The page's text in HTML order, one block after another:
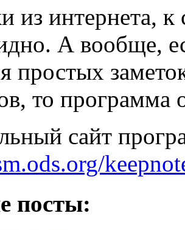
из интернета,
А вообще,
простых
то программа
сайт
посты: